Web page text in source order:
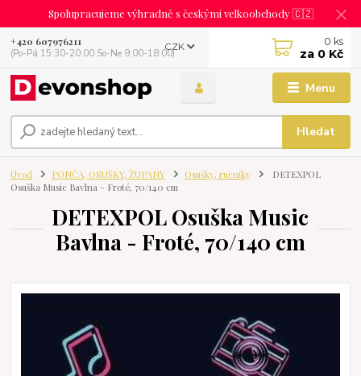
Spolupracujeme výhradně s českými velkoobchody 🇨🇿
Menu
CZK
Hledat
+420 607976211
(Po-Pá 15:30-20:00 So-Ne 9:00-18:00)
0 ks
za 0 Kč
Úvod PONČA, OSUŠKY, ŽUPANY Osušky, ručníky
DETEXPOL
Osuška Music Bavlna - Froté, 70/140 cm
DETEXPOL Osuška Music
Bavlna - Froté, 70/140 cm